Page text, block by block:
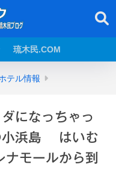
琉木民.COM
テル情報
になっちゃっ
小浜島 はいむ
モールから到